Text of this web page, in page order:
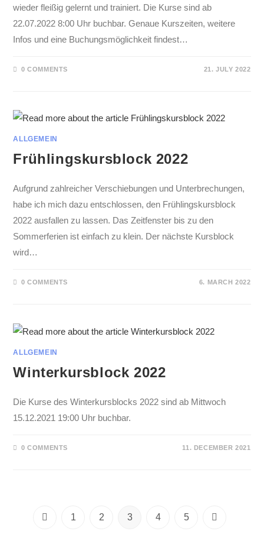
wieder fleißig gelernt und trainiert. Die Kurse sind ab
22.07.2022 8:00 Uhr buchbar. Genaue Kurszeiten, weitere
Infos und eine Buchungsmöglichkeit findest…
0 COMMENTS 21. JULY 2022
ALLGEMEIN
Frühlingskursblock 2022
Aufgrund zahlreicher Verschiebungen und Unterbrechungen,
habe ich mich dazu entschlossen, den Frühlingskursblock
2022 ausfallen zu lassen. Das Zeitfenster bis zu den
Sommerferien ist einfach zu klein. Der nächste Kursblock
wird…
0 COMMENTS 6. MARCH 2022
ALLGEMEIN
Winterkursblock 2022
Die Kurse des Winterkursblocks 2022 sind ab Mittwoch
15.12.2021 19:00 Uhr buchbar.
0 COMMENTS 11. DECEMBER 2021
Go to the previous page
1 2 3 4 5 Go to the